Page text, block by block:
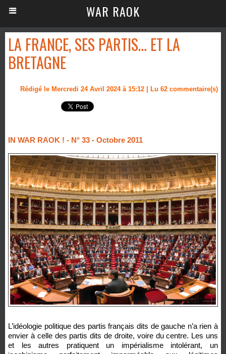
WAR RAOK
LA FRANCE, SES PARTIS… ET LA
BRETAGNE
Rédigé le Mercredi 24 Avril 2024 à 15:12 | Lu 62 commentaire(s)
IN WAR RAOK ! - N° 33 - Octobre 2011
L’idéologie politique des partis français dits de gauche n’a rien à
envier à celle des partis dits de droite, voire du centre. Les uns
et les autres pratiquent un impérialisme intolérant, un